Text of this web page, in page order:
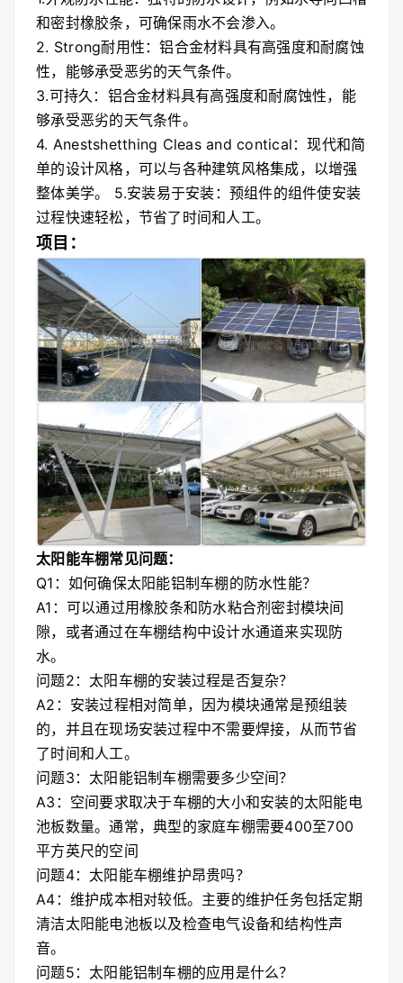
和密封橡胶条，可确保雨水不会渗入。
2. Strong耐用性：铝合金材料具有高强度和耐腐蚀
性，能够承受恶劣的天气条件。
3.可持久：铝合金材料具有高强度和耐腐蚀性，能
够承受恶劣的天气条件。
4. Anestshetthing Cleas and contical：现代和简
单的设计风格，可以与各种建筑风格集成，以增强
整体美学。 5.安装易于安装：预组件的组件使安装
过程快速轻松，节省了时间和人工。
项目：
太阳能车棚常见问题：
Q1：如何确保太阳能铝制车棚的防水性能？
A1：可以通过用橡胶条和防水粘合剂密封模块间
隙，或者通过在车棚结构中设计水通道来实现防
水。
问题2：太阳车棚的安装过程是否复杂？
A2：安装过程相对简单，因为模块通常是预组装
的，并且在现场安装过程中不需要焊接，从而节省
了时间和人工。
问题3：太阳能铝制车棚需要多少空间？
A3：空间要求取决于车棚的大小和安装的太阳能电
池板数量。通常，典型的家庭车棚需要400至700
平方英尺的空间
问题4：太阳能车棚维护昂贵吗？
A4：维护成本相对较低。主要的维护任务包括定期
清洁太阳能电池板以及检查电气设备和结构性声
音。
问题5：太阳能铝制车棚的应用是什么？